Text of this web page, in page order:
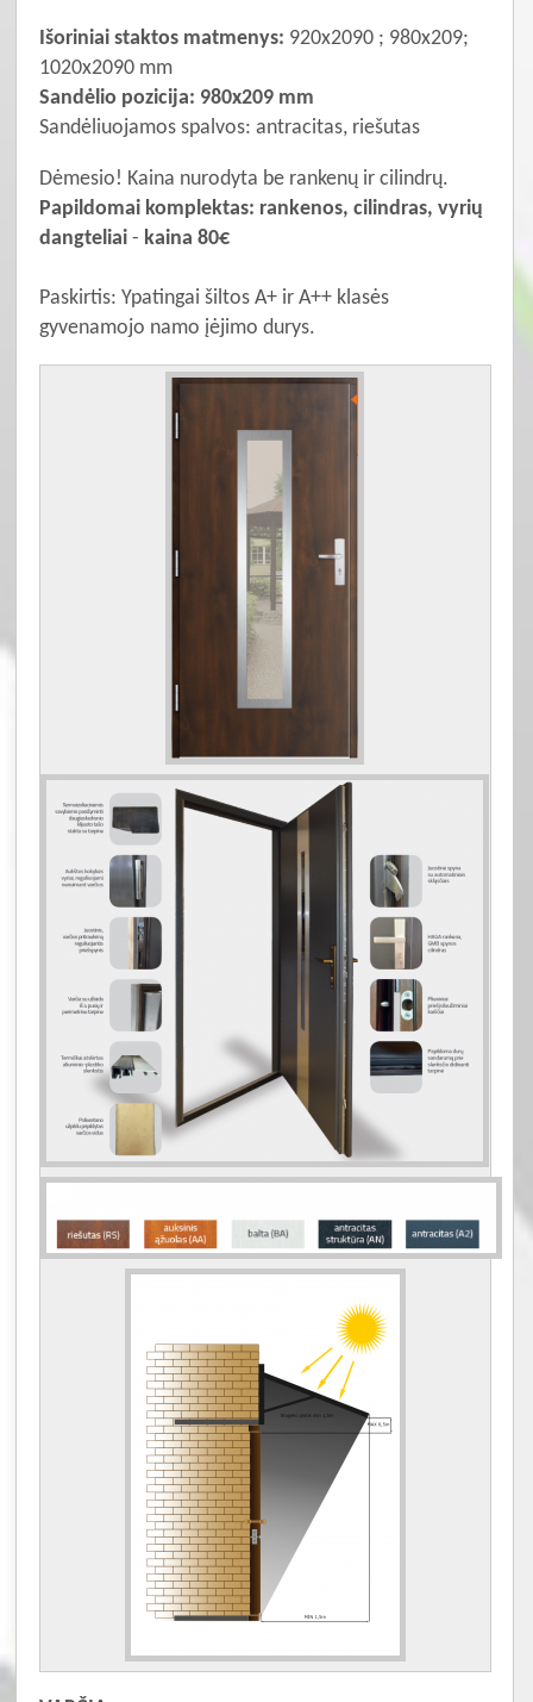
Išoriniai staktos matmenys: 920x2090 ; 980x209;
1020x2090 mm
Sandėlio pozicija: 980x209 mm
Sandėliuojamos spalvos: antracitas, riešutas
Dėmesio! Kaina nurodyta be rankenų ir cilindrų.
Papildomai komplektas: rankenos, cilindras, vyrių
dangteliai- kaina 80€
Paskirtis: Ypatingai šiltos A+ ir A++ klasės
gyvenamojo namo įėjimo durys.